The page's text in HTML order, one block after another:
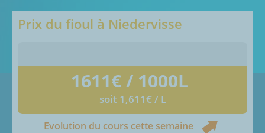
Prix du fioul à Niedervisse
1611€ / 1000L
soit 1,611€ / L
Evolution du cours cette semaine